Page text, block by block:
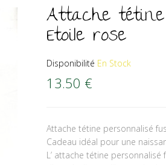
Attache
Etoile rose
Disponibilité En Stock
13.50 €
Attache tétine personnalisé
Cadeau idéal pour une
L’ attache tétine